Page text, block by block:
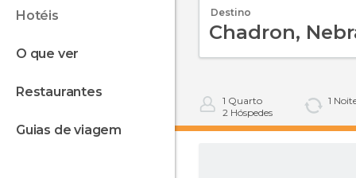
hotéis
o que ver
restaurantes
guias de viagem
Destino
1 Quarto
2 Hóspedes
1